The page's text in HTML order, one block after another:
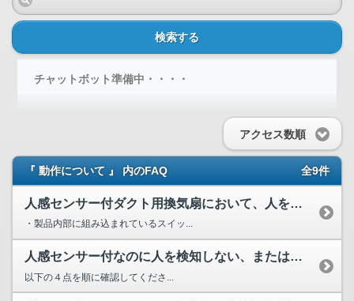
検索する
チャットボット準備中・・・・
アクセス数順
『 動作について 』 内のFAQ 全9件
人感センサー付ダクト用換気扇において、人を検知しない、また...
・製品内部に組み込まれているスイッ...
人感センサー付なのに人を検知しない、または検知感度が鈍く、...
以下の４点を順に確認してくださ...